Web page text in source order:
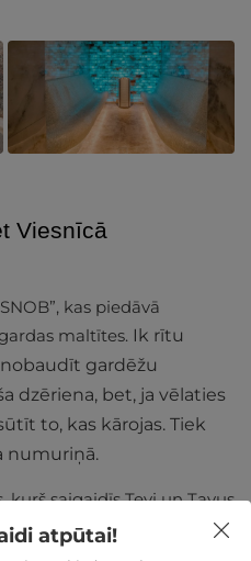
Viesnīcā
kas piedāvā
maltītes. Ik rītu
nobaudīt gardēžu
dzēriena, bet, ja vēlaties
to, kas kārojas. Tiek
numuriņā.
kurš saigaidīs Tevi un Tavus
Jums ir iespēja nobaudīt
vīna un alus izlasi. Bārā
atpūtai!